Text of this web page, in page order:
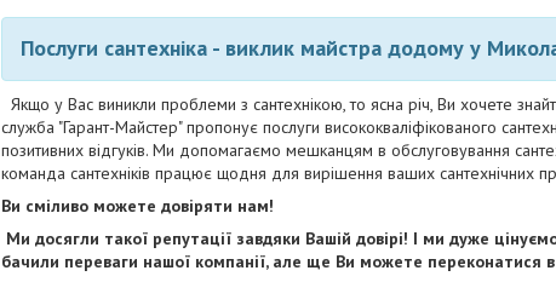
Послуги сантехніка - виклик майстра додому у
Якщо у Вас виникли проблеми з сантехнікою, то ясна річ, Ви хочете
служба "Гарант-Майстер" пропонує послуги висококваліфікованого
позитивних відгуків. Ми допомагаємо мешканцям в обслуговування
команда сантехніків працює щодня для вирішення ваших сантехнічних
Ви сміливо можете довіряти нам!
Ми досягли такої репутації завдяки Вашій довірі! І ми дуже
бачили переваги нашої компанії, але ще Ви можете переконатися в